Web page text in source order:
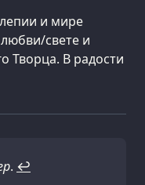
и мире
свете и
Творца. В радости
. ↩